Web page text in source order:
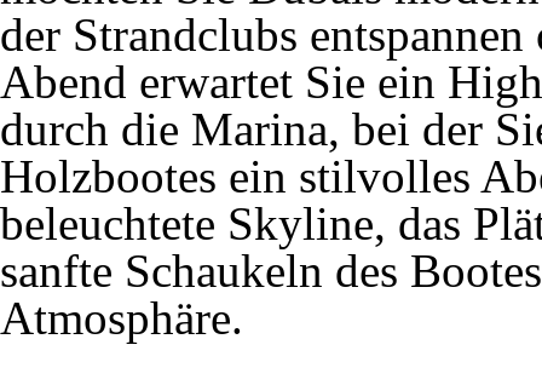
der Strandclubs
Abend erwartet Sie ein
durch die Marina, bei der
Holzbootes ein stilvolles
beleuchtete Skyline, das
sanfte Schaukeln des
Atmosphäre.